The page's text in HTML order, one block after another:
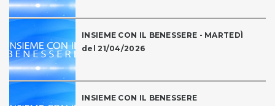
INSIEME CON IL BENESSERE - MARTEDÌ
del 21/04/2026
INSIEME CON IL BENESSERE